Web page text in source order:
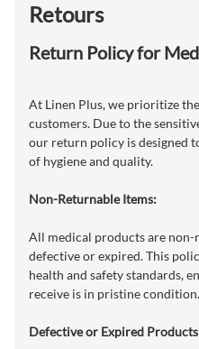
Retours
Return Policy for
At Linen Plus, we prioritize
customers. Due to the
our return policy is designed
of hygiene and quality.
Non-Returnable Items:
All medical products are non-
defective or expired. This
health and safety standards,
receive is in pristine condition.
Defective or Expired